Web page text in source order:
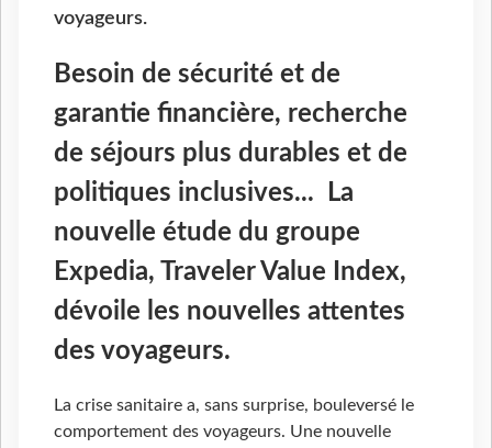
voyageurs.
Besoin de sécurité et de
garantie financière, recherche
de séjours plus durables et de
politiques inclusives... La
nouvelle étude du groupe
Expedia, Traveler Value Index,
dévoile les nouvelles attentes
des voyageurs.
La crise sanitaire a, sans surprise, bouleversé le
comportement des voyageurs. Une nouvelle